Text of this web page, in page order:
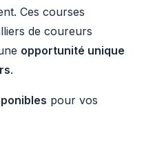
Ces courses
de coureurs
opportunité unique
.
pour vos